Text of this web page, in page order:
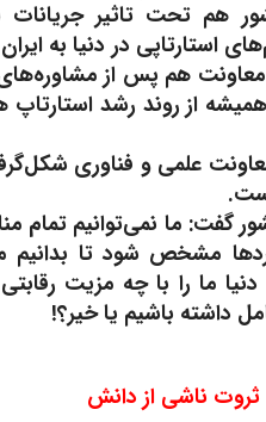
هم تحت تاثیر جریانات
در دنیا به
معاونت هم پس از
از روند رشد
علمی و فناوری
گفت: ما نمی‌توانیم تمام
مشخص شود تا
دنیا ما را با چه مزیت
داشته باشیم یا خیر؟!
ثروت ناشی از دانش